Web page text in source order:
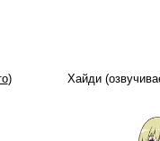
) Хайди